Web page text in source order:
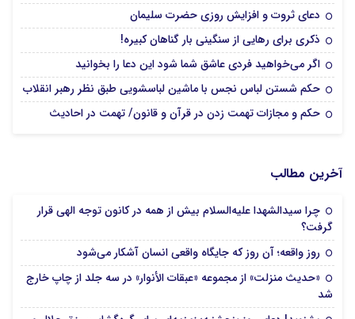
دعای ثروت و افزایش روزی حضرت سلیمان
ذکری برای رهایی از سنگینی بار گناهان کبیره!
اگر می‌خواهید فردی عاشق شما شود این دعا را بخوانید
حکم شستن لباس نجس با ماشین لباسشویی طبق نظر رهبر انقلاب
حکم و مجازات تهمت زدن در قرآن و قانون/ تهمت در احادیث‌
آخرین مطالب
چرا سیدالشهدا علیه‌السلام بیش از همه در کانون توجه الهی قرار
گرفت؟
روز واقعه؛ آن روز که جایگاه واقعی انسان آشکار می‌شود
«حدیث منزلت» از مجموعه «عبقات الأنوار» در سه جلد از چاپ خارج
شد